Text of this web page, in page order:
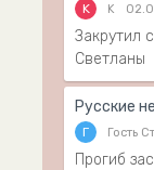
K K
Закрутил
Светланы
Г Гость
Прогиб